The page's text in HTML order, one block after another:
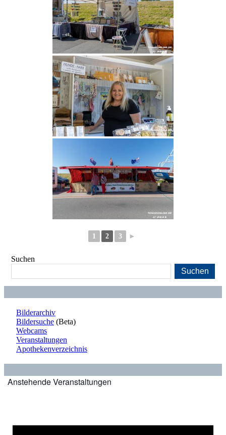
1 2 3 ►
Suchen
Suchen
Bilderarchiv
Bildersuche (Beta)
Webcams
Veranstaltungen
Apothekenverzeichnis
Anstehende Veranstaltungen